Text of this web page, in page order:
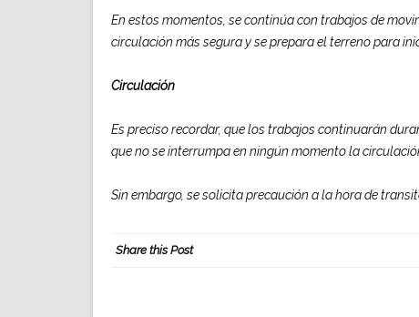
En estos momentos, se continúa con trabajos de
circulación más segura y se prepara el terreno para
Circulación
Es preciso recordar, que los trabajos continuarán
que no se interrumpa en ningún momento la
Sin embargo, se solicita precaución a la hora de
Share this Post